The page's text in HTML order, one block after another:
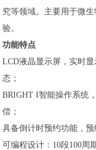
究等领域。主要用于微
验。
功能特点
LCD液晶显示屏，实时
态；
BRIGHT I智能操作系统
偿；
具备倒计时预约功能，预
可编程设计：10段100周